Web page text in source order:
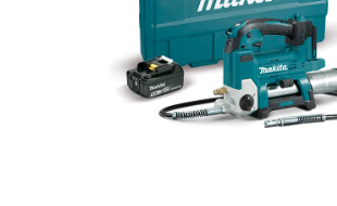
PRACOVNÍ STOLY
ZNAČKOVACÍ SPREJE
Obchodní podmínky